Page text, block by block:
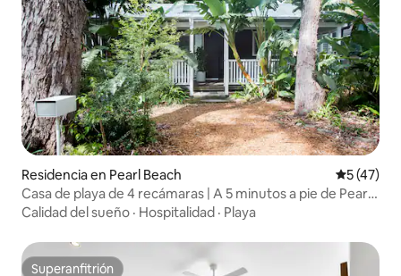
Residencia en Pearl Beach
5 (47)
Casa de playa de 4 recámaras | A 5 minutos a pie de Pearl
Beach
Calidad del sueño · Hospitalidad · Playa
Superanfitrión